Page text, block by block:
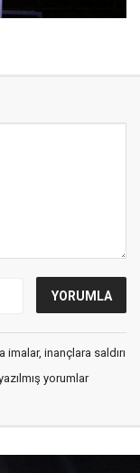
inançlara saldırı
yorumlar